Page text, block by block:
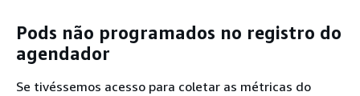
Pods não programados no registro do
agendador
Se tivéssemos acesso para coletar as métricas do